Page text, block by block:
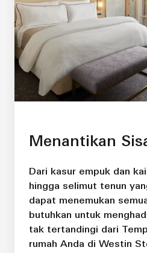
Menantikan
Dari kasur empuk dan
hingga selimut tenun
dapat menemukan
butuhkan untuk
tak tertandingi dari
rumah Anda di Westin